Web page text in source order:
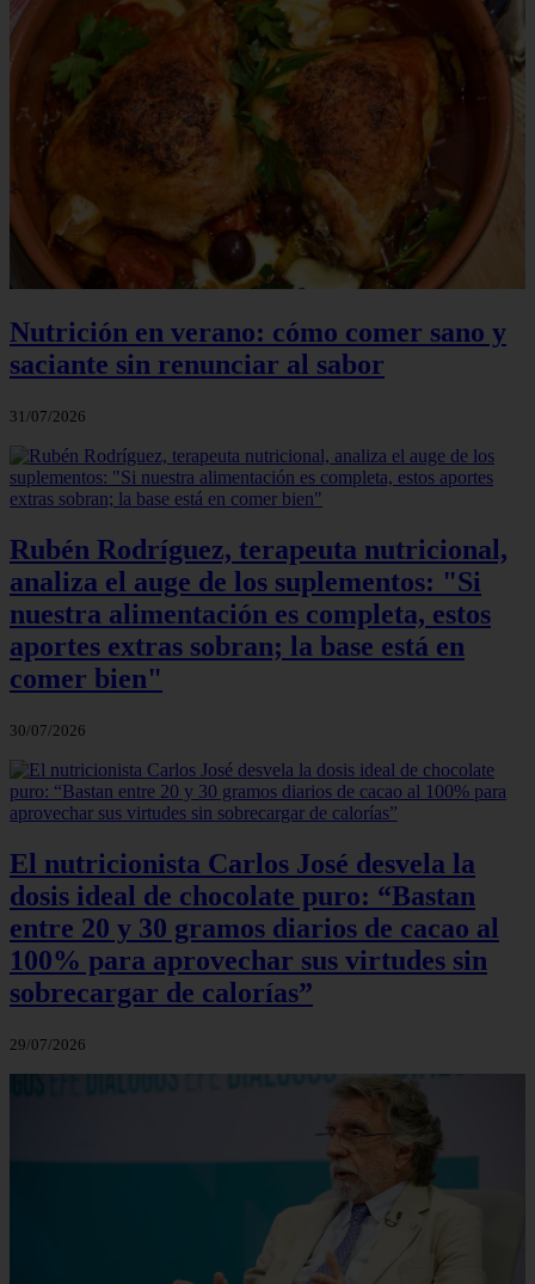
Nutrición en verano: cómo comer sano y
saciante sin renunciar al sabor
31/07/2026
Rubén Rodríguez, terapeuta nutricional,
analiza el auge de los suplementos: "Si
nuestra alimentación es completa, estos
aportes extras sobran; la base está en
comer bien"
30/07/2026
El nutricionista Carlos José desvela la
dosis ideal de chocolate puro: “Bastan
entre 20 y 30 gramos diarios de cacao al
100% para aprovechar sus virtudes sin
sobrecargar de calorías”
29/07/2026